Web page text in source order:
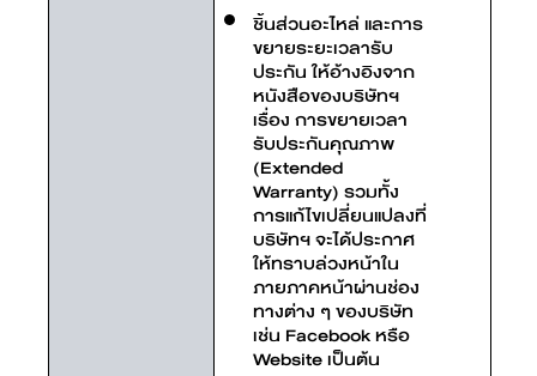
ชิ้นส่วนอะไหล่ และการ
ขยายระยะเวลารับ
ประกัน ให้อ้างอิงจาก
หนังสือของบริษัทฯ
เรื่อง การขยายเวลา
รับประกันคุณภาพ
(Extended
Warranty) รวมทั้ง
การแก้ไขเปลี่ยนแปลงที่
บริษัทฯ จะได้ประกาศ
ให้ทราบล่วงหน้าใน
ภายภาคหน้าผ่านช่อง
ทางต่าง ๆ ของบริษัท
เช่น Facebook หรือ
Website เป็นต้น